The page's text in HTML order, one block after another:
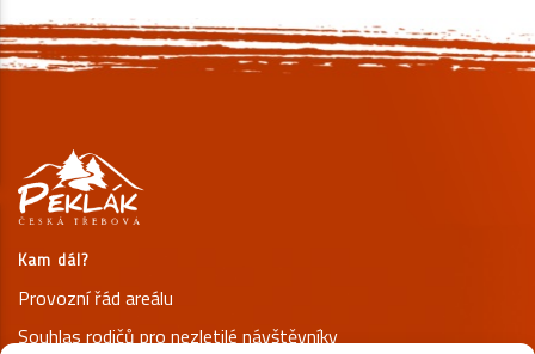
Kam dál?
Provozní řád areálu
Souhlas rodičů pro nezletilé návštěvníky